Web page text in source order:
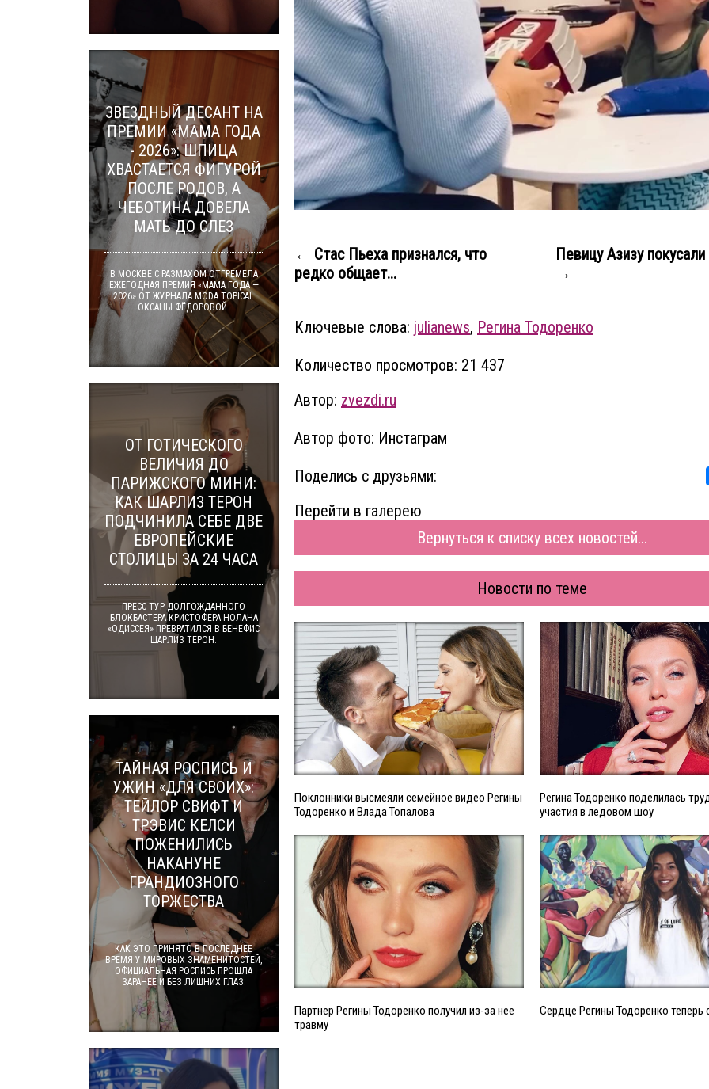
← Стас Пьеха признался, что
редко общает...
Певицу Азизу
→
Ключевые слова: julianews, Регина Тодоренко
Количество просмотров: 21 437
Автор: zvezdi.ru
Автор фото: Инстаграм
Поделись с друзьями:
Перейти в галерею
Вернуться к списку всех новостей...
Новости по теме
Поклонники высмеяли семейное видео Регины
Тодоренко и Влада Топалова
Регина Тодоренко поделилась
участия в ледовом шоу
Партнер Регины Тодоренко получил из-за нее
травму
Сердце Регины Тодоренко теперь
ЗВЕЗДНЫЙ ДЕСАНТ НА
ПРЕМИИ «МАМА ГОДА
- 2026»: ШПИЦА
ХВАСТАЕТСЯ ФИГУРОЙ
ПОСЛЕ РОДОВ, А
ЧЕБОТИНА ДОВЕЛА
МАТЬ ДО СЛЕЗ
В МОСКВЕ С РАЗМАХОМ ОТГРЕМЕЛА
ЕЖЕГОДНАЯ ПРЕМИЯ «МАМА ГОДА —
2026» ОТ ЖУРНАЛА MODA TOPICAL
ОКСАНЫ ФЁДОРОВОЙ.
ОТ ГОТИЧЕСКОГО
ВЕЛИЧИЯ ДО
ПАРИЖСКОГО МИНИ:
КАК ШАРЛИЗ ТЕРОН
ПОДЧИНИЛА СЕБЕ ДВЕ
ЕВРОПЕЙСКИЕ
СТОЛИЦЫ ЗА 24 ЧАСА
ПРЕСС-ТУР ДОЛГОЖДАННОГО
БЛОКБАСТЕРА КРИСТОФЕРА НОЛАНА
«ОДИССЕЯ» ПРЕВРАТИЛСЯ В БЕНЕФИС
ШАРЛИЗ ТЕРОН.
ТАЙНАЯ РОСПИСЬ И
УЖИН «ДЛЯ СВОИХ»:
ТЕЙЛОР СВИФТ И
ТРЭВИС КЕЛСИ
ПОЖЕНИЛИСЬ
НАКАНУНЕ
ГРАНДИОЗНОГО
ТОРЖЕСТВА
КАК ЭТО ПРИНЯТО В ПОСЛЕДНЕЕ
ВРЕМЯ У МИРОВЫХ ЗНАМЕНИТОСТЕЙ,
ОФИЦИАЛЬНАЯ РОСПИСЬ ПРОШЛА
ЗАРАНЕЕ И БЕЗ ЛИШНИХ ГЛАЗ.